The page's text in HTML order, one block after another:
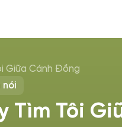
Giữa Cánh Đồng
nói
Tìm Tôi